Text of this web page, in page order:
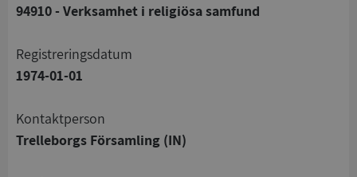
94910 - Verksamhet i religiösa samfund
registreringsdatum
1974-01-01
Kontaktperson
Trelleborgs Församling (IN)